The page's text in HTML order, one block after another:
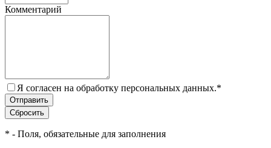
Комментарий
Я согласен на обработку персональных данных.*
* - Поля, обязательные для заполнения